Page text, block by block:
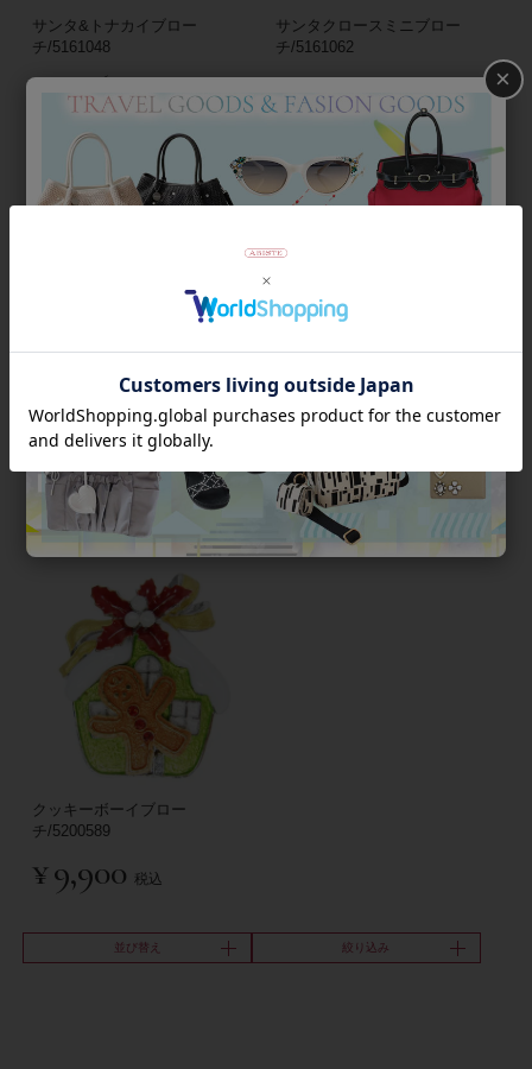
サンタ&トナカイブロー
チ/5161048
¥4,860 税込
サンタクロースミニブロー
チ/5161062
¥3,780 税込
トナカイブローチ
¥9,900 税込
ツイントナカイブローチ
¥13,200 税込
クッキーボーイブロー
チ/5200589
¥9,900 税込
並び替え 絞り込み
×